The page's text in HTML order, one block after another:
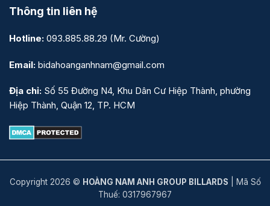
Thông tin liên hệ
Hotline: 093.885.88.29 (Mr. Cường)
Email: bidahoanganhnam@gmail.com
Địa chỉ: Số 55 Đường N4, Khu Dân Cư Hiệp Thành, phường
Hiệp Thành, Quận 12, TP. HCM
Copyright 2026 © HOÀNG NAM ANH GROUP BILLARDS | Mã Số
Thuế: 0317967967